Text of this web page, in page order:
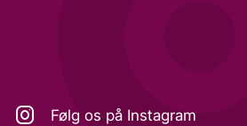
Følg os på Instagram